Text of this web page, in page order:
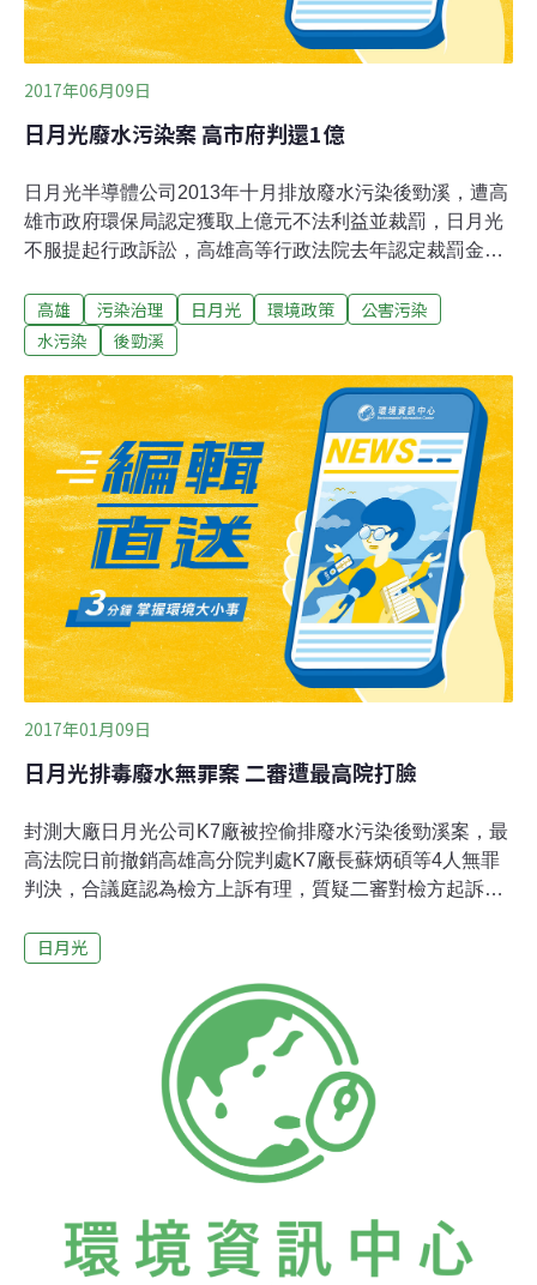
實際上卻未有效處理廢水，明顯違反
2017年06月09日
日月光廢水污染案 高市府判還1億
日月光半導體公司2013年十月排放廢水污染後勁溪，遭高
雄市政府環保局認定獲取上億元不法利益並裁罰，日月光
不服提起行政訴訟，高雄高等行政法院去年認定裁罰金額
訴後最高行政法院昨判高市府應返還日月光已繳的1億201
萬多元罰鍰，全案確定。高雄高等行政法院認為，高市府
六次因K7廠放流水確實違反標準被裁罰確定，裁罰期間過
長，且裁罰計算基礎錯誤，判日月光勝訴。最高行政法院
昨亦支持此一見解，全案確定。左楠區市議員李柏毅指
出，日月光污染後勁溪造成的事實，沿岸居民都看在眼
裡，當初若非市府從嚴處理就找不出元凶，日月光也不可
能允諾每年拿出一億元、連續三十年投入台灣環保工作。
另位議員張豐藤說，環保局立論應該要更謹慎，目前只能
尊重法院判決，重新計算裁罰。
高雄 污染治理 日月光 環境政策
公害污染
水污染
後勁溪
2017年01月09日
日月光排毒廢水無罪案 二審遭最高院打臉
封測大廠日月光公司K7廠被控偷排廢水污染後勁溪案，最
高法院日前撤銷高雄高分院判處K7廠長蘇炳碩等4人無罪
判決，合議庭認為檢方上訴有理，質疑二審對檢方起訴事
二審無罪判決確定。承審本案的最高法院刑九庭指出，案
酸等重金屬污泥，有害人體健康，案發時雖然水污染防制
法沒有刑責，但排放污泥等廢棄物，仍違反廢棄物清理
法，且被告在偵訊時承認，案發時廢水和污泥酸度太高，
卻「以生產線為重」，不願停工避免損失，因此不是廠方
應變不足，而是顯有犯意，這些二審都應查清楚。二審認
為檢方引用法條不當，認定只是「鹽酸溢流事件」而非
「偷排有害毒水」，將五名被告全判無罪，一審判罰日月
日月光